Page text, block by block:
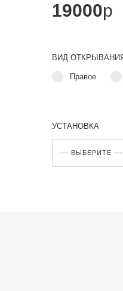
19000p
ВИД
Правое
УСТАНОВКА